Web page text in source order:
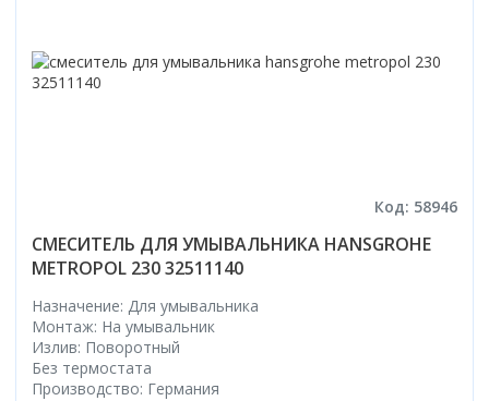
Код: 58946
СМЕСИТЕЛЬ ДЛЯ УМЫВАЛЬНИКА HANSGROHE
METROPOL 230 32511140
Назначение: Для умывальника
Монтаж: На умывальник
Излив: Поворотный
Без термостата
Производство: Германия